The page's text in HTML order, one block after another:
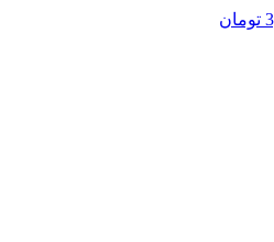
تومان